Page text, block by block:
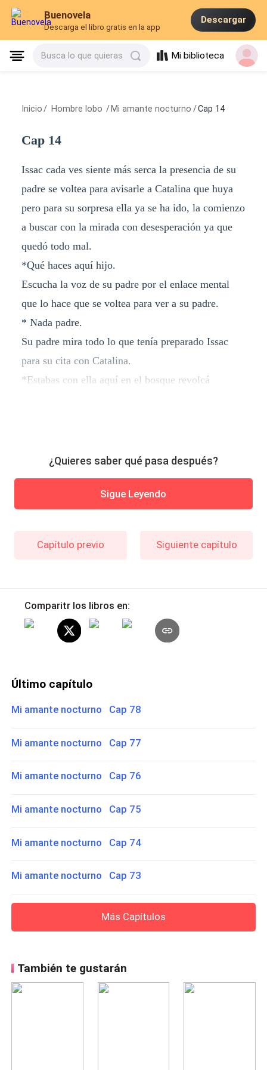
Buenovela
Descarga el libro gratis en la app
Descargar
Busca lo que quieras Mi biblioteca
Inicio / Hombre lobo / Mi amante nocturno /Cap 14
Cap 14
Issac cada ves siente más serca la presencia de su
padre se voltea para avisarle a Catalina que huya
pero para su sorpresa ella ya se ha ido, la comienzo
a buscar con la mirada con desesperación ya que
quedó todo mal.
*Qué haces aquí hijo.
Escucha la voz de su padre por el enlace mental
que lo hace que se voltea para ver a su padre.
* Nada padre.
Su padre mira todo lo que tenía preparado Issac
para su cita con Catalina.
*Estabas con ella aquí en el bosque revolcá
¿Quieres saber qué pasa después?
Sigue Leyendo
Capítulo previo Siguiente capítulo
Comparitr los libros en:
Último capítulo
Mi amante nocturno Cap 78
Mi amante nocturno Cap 77
Mi amante nocturno Cap 76
Mi amante nocturno Cap 75
Mi amante nocturno Cap 74
Mi amante nocturno Cap 73
Más Capítulos
También te gustarán